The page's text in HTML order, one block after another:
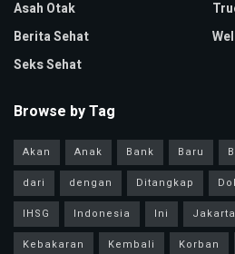
Asah Otak
Berita Sehat
Seks Sehat
Browse by Tag
Akan Anak Bank Baru
dari
dengan Ditangkap
IHSG
Indonesia Ini Jakarta
Kebakaran
Kembali Korban